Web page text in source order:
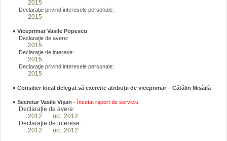
2015
Declaraţie privind interesele personale:
2015
♦ Viceprimar Vasile Popescu
Declaraţie de avere:
2015
Declaraţie de interese:
2015
Declaraţie privind interesele personale:
2015
♦ Consilier local delegat să exercite atribuţii de viceprimar – Cătălin Misăilă
♦ Secretar Vasile Vişan - încetat raport de serviciu
Declaraţie de avere:
2012
oct. 2012
Declaraţie de interese:
2012
oct. 2012